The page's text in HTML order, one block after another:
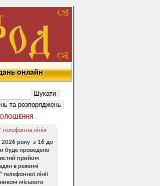
онлайн
телефонна лінія
2026 року з 16 до
буде проведено
прийом
в режимі
телефонної лінії
міського